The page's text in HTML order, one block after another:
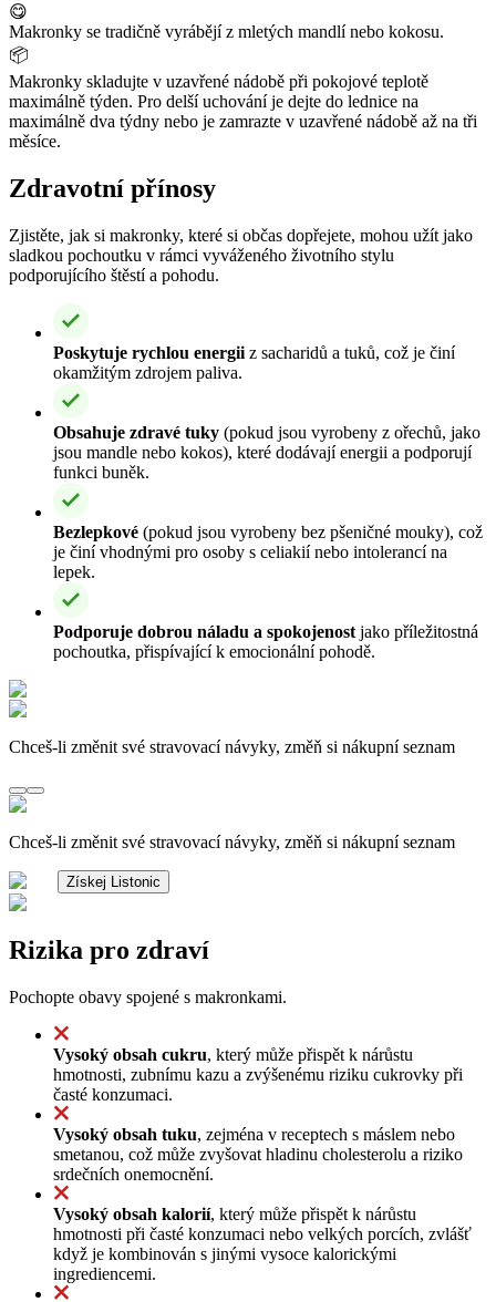
😋
Makronky se tradičně vyrábějí z mletých mandlí nebo kokosu.
📦
Makronky skladujte v uzavřené nádobě při pokojové teplotě
maximálně týden. Pro delší uchování je dejte do lednice na
maximálně dva týdny nebo je zamrazte v uzavřené nádobě až na tři
měsíce.
Zdravotní přínosy
Zjistěte, jak si makronky, které si občas dopřejete, mohou užít jako
sladkou pochoutku v rámci vyváženého životního stylu
podporujícího štěstí a pohodu.
Poskytuje rychlou energii z sacharidů a tuků, což je činí
okamžitým zdrojem paliva.
Obsahuje zdravé tuky (pokud jsou vyrobeny z ořechů, jako
jsou mandle nebo kokos), které dodávají energii a podporují
funkci buněk.
Bezlepkové (pokud jsou vyrobeny bez pšeničné mouky), což
je činí vhodnými pro osoby s celiakií nebo intolerancí na
lepek.
Podporuje dobrou náladu a spokojenost jako příležitostná
pochoutka, přispívající k emocionální pohodě.
Chceš-li změnit své stravovací návyky, změň si nákupní seznam
Chceš-li změnit své stravovací návyky, změň si nákupní seznam
Získej Listonic
Rizika pro zdraví
Pochopte obavy spojené s makronkami.
Vysoký obsah cukru, který může přispět k nárůstu
hmotnosti, zubnímu kazu a zvýšenému riziku cukrovky při
časté konzumaci.
Vysoký obsah tuku, zejména v receptech s máslem nebo
smetanou, což může zvyšovat hladinu cholesterolu a riziko
srdečních onemocnění.
Vysoký obsah kalorií, který může přispět k nárůstu
hmotnosti při časté konzumaci nebo velkých porcích, zvlášť
když je kombinován s jinými vysoce kalorickými
ingrediencemi.